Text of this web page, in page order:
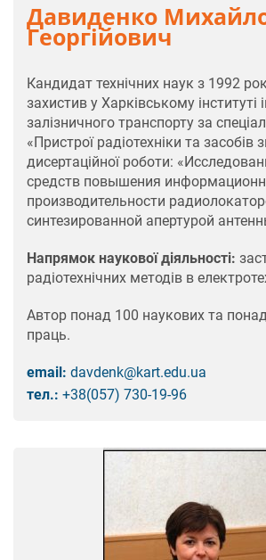
Давиденко
Георгійович
Кандидат технічних наук з 1992
захистив у Харківському інституті
залізничного транспорту за
«Пристрої радіотехніки та засобів
дисертаційної роботи:
средств повышения
производительности
синтезированной апертурой
Напрямок наукової діяльності:
радіотехнічних методів в
Автор понад 100 наукових та
праць.
email: davdenk@kart.edu.ua
тел.: +38(057) 730-19-96